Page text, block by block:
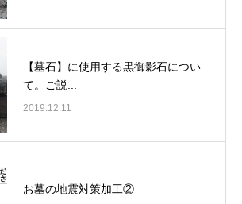
【墓石】に使用する黒御影石につい
て。ご説...
2019.12.11
お墓の地震対策加工②